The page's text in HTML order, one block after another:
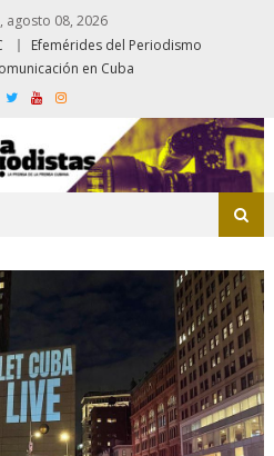
agosto 08, 2026
Efemérides del Periodismo
en Cuba